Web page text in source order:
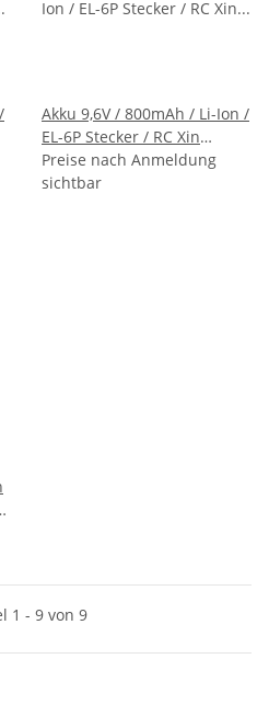
Akku 9,6V / 800mAh / Li-Ion /
EL-6P Stecker / RC Xin
Lehong 9116 9115, Hosim
S911 S912 S913, s-idee
Preise nach Anmeldung
sichtbar
1 - 9 von 9